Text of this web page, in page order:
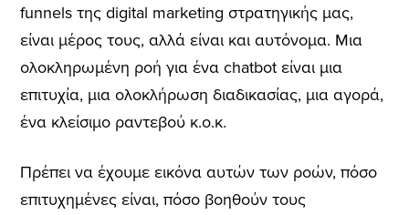
funnels της digital marketing στρατηγικής μας,
είναι μέρος τους, αλλά είναι και αυτόνομα. Μια
ολοκληρωμένη ροή για ένα chatbot είναι μια
επιτυχία, μια ολοκλήρωση διαδικασίας, μια αγορά,
ένα κλείσιμο ραντεβού κ.ο.κ.
Πρέπει να έχουμε εικόνα αυτών των ροών, πόσο
επιτυχημένες είναι, πόσο βοηθούν τους